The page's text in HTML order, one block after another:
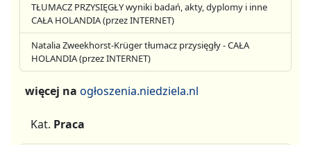
TŁUMACZ PRZYSIĘGŁY wyniki badań, akty, dyplomy i inne
CAŁA HOLANDIA (przez INTERNET)
Natalia Zweekhorst-Krüger tłumacz przysięgły - CAŁA
HOLANDIA (przez INTERNET)
więcej na ogłoszenia.niedziela.nl
Kat. Praca